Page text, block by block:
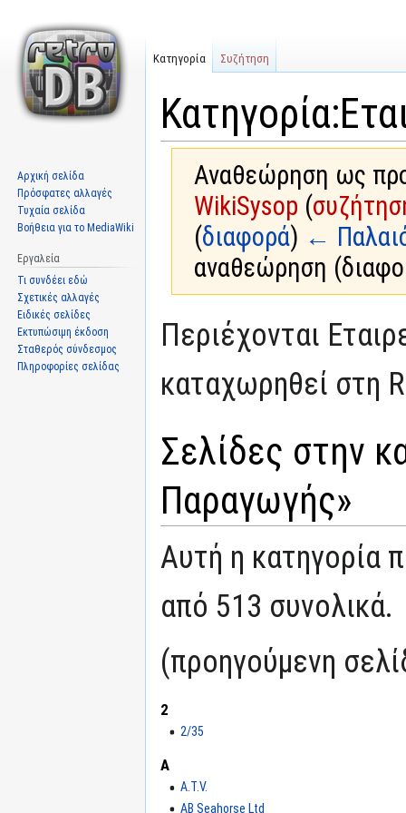
Αναθεώρηση ως
WikiSysop (
(διαφορά) ←
αναθεώρηση
στην
στην
Περιέχονται
καταχωρηθεί στη
Σελίδες στην
Παραγωγής»
Αυτή η κατηγορία
από 513 συνολικά.
(προηγούμενη
2
2/35
A
A.T.V.
AB Seahorse Ltd
Κατηγορία Συζήτηση
Αρχική σελίδα
Πρόσφατες αλλαγές
Τυχαία σελίδα
Βοήθεια για το MediaWiki
Εργαλεία
Τι συνδέει εδώ
Σχετικές αλλαγές
Ειδικές σελίδες
Εκτυπώσιμη έκδοση
Σταθερός σύνδεσμος
Πληροφορίες σελίδας